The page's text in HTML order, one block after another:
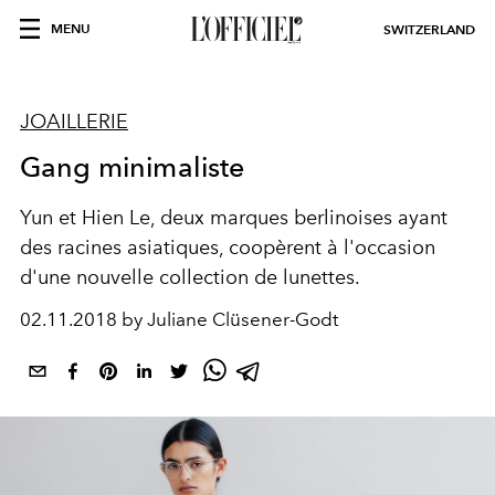
MENU SWITZERLAND
JOAILLERIE
Gang minimaliste
Yun et Hien Le, deux marques berlinoises ayant
des racines asiatiques, coopèrent à l'occasion
d'une nouvelle collection de lunettes.
02.11.2018 by Juliane Clüsener-Godt